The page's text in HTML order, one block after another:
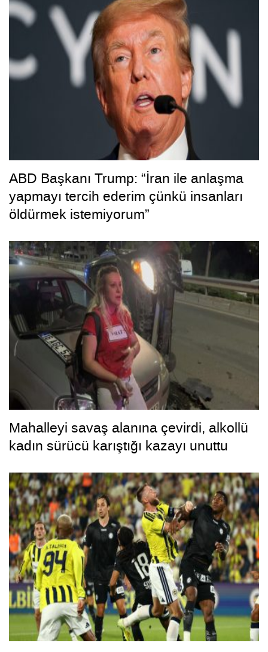
ABD Başkanı Trump: “İran ile anlaşma
yapmayı tercih ederim çünkü insanları
öldürmek istemiyorum”
Mahalleyi savaş alanına çevirdi, alkollü
kadın sürücü karıştığı kazayı unuttu